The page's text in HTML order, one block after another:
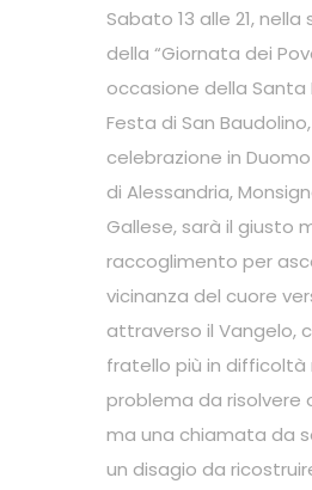
Sabato 13 alle 21, nella
della “Giornata dei
occasione della Santa
Festa di San
celebrazione in
di Alessandria,
Gallese, sarà il giusto
raccoglimento per
vicinanza del cuore
attraverso il Vangelo,
fratello più in difficoltà
problema da risolvere
ma una chiamata da
un disagio da